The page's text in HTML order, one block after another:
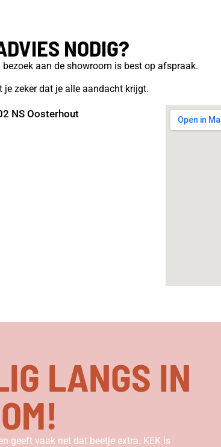
NODIG?
aan de showroom is best op afspraak.
je zeker dat je alle aandacht krijgt.
NS Oosterhout
LANGS IN
geeft vaak net dat beetje extra. KEK is